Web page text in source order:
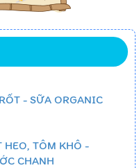
- SỮA ORGANIC
TÔM KHÔ -
CHANH